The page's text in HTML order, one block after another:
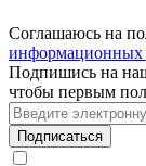
Соглашаюсь на
информационных
Подпишись на
чтобы первым
Подписаться